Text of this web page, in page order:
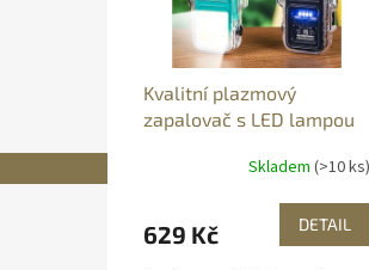
Kvalitní plazmový
zapalovač s LED lampou
Skladem (>10 ks)
629 Kč DETAIL